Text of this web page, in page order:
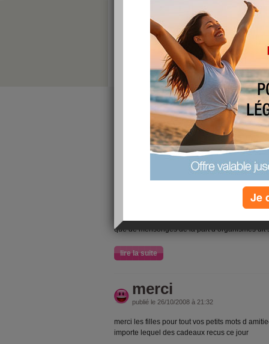
21 - 30 31 - 40 41 - 41 »
‹ Préc. 11 12 13 14 15
lundi de fou
publié le 28/10/2008 à 07:45
un vrai lundi de fou entre le boulot et la
seras encore une journee tres remuante
je devrais avoir ma porte d entree (une porte
point) une porte de prison
ils me font bien rire les bailleurs quand ils
ont dit mise en conformite pour les
fauteuil roulant dans l espace couloir salle de
et encore moins dans les wvc vu que deja un
et maintenant a la porte d entree il y as un
que de mensonges de la part d organismes dit
lire la suite
merci
publié le 26/10/2008 à 21:32
merci les filles pour tout vos petits mots d
importe lequel des cadeaux recus ce jour
Je